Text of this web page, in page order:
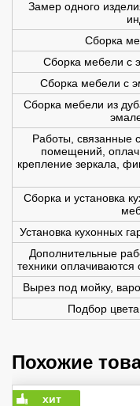
Замер одного
Сборка
Сборка мебели с
Сборка мебели с
Сборка мебели из
Работы, связанные
помещений,
крепление зеркала,
Сборка и установка
Установка кухонных
Дополнительные
техники
Вырез под мойку,
Подбор
Похожие
хит